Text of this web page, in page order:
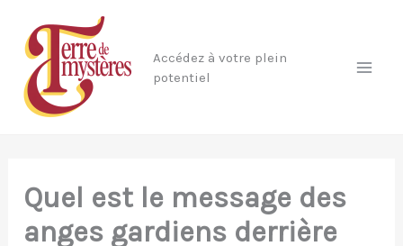
contenu
Accédez à votre plein
potentiel
Quel est le message des
anges gardiens derrière